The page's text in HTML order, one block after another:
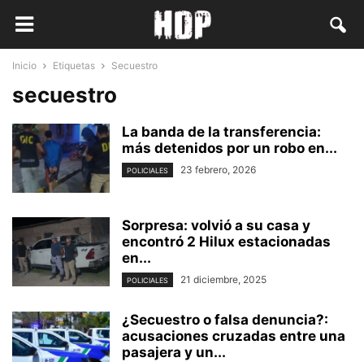
Inicio Etiquetas Secuestro
secuestro
La banda de la transferencia:
más detenidos por un robo en...
POLICIALES 23 febrero, 2026
Sorpresa: volvió a su casa y
encontró 2 Hilux estacionadas
en...
POLICIALES 21 diciembre, 2025
¿Secuestro o falsa denuncia?:
acusaciones cruzadas entre una
pasajera y un...